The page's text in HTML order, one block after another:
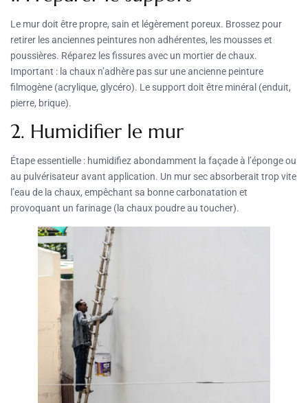
Le mur doit être propre, sain et légèrement poreux. Brossez pour
retirer les anciennes peintures non adhérentes, les mousses et
poussières. Réparez les fissures avec un mortier de chaux.
Important : la chaux n’adhère pas sur une ancienne peinture
filmogène (acrylique, glycéro). Le support doit être minéral (enduit,
pierre, brique).
2. Humidifier le mur
Étape essentielle : humidifiez abondamment la façade à l’éponge ou
au pulvérisateur avant application. Un mur sec absorberait trop vite
l’eau de la chaux, empêchant sa bonne carbonatation et
provoquant un farinage (la chaux poudre au toucher).